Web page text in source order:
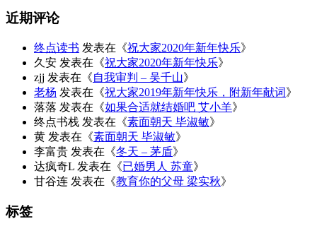
近期评论
终点读书 发表在《祝大家2020年新年快乐》
久安 发表在《祝大家2020年新年快乐》
zjj 发表在《自我审判 – 吴千山》
老杨 发表在《祝大家2019年新年快乐，附新年献词》
落落 发表在《如果合适就结婚吧 艾小羊》
终点书栈 发表在《素面朝天 毕淑敏》
黄 发表在《素面朝天 毕淑敏》
李富贵 发表在《冬天 – 茅盾》
达疯奇L 发表在《已婚男人 苏童》
甘谷连 发表在《教育你的父母 梁实秋》
标签